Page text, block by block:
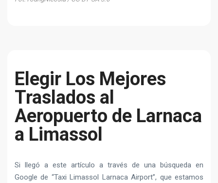
Elegir Los Mejores
Traslados al
Aeropuerto de Larnaca
a Limassol
Si llegó a este artículo a través de una búsqueda en
Google de “Taxi Limassol Larnaca Airport”, que estamos